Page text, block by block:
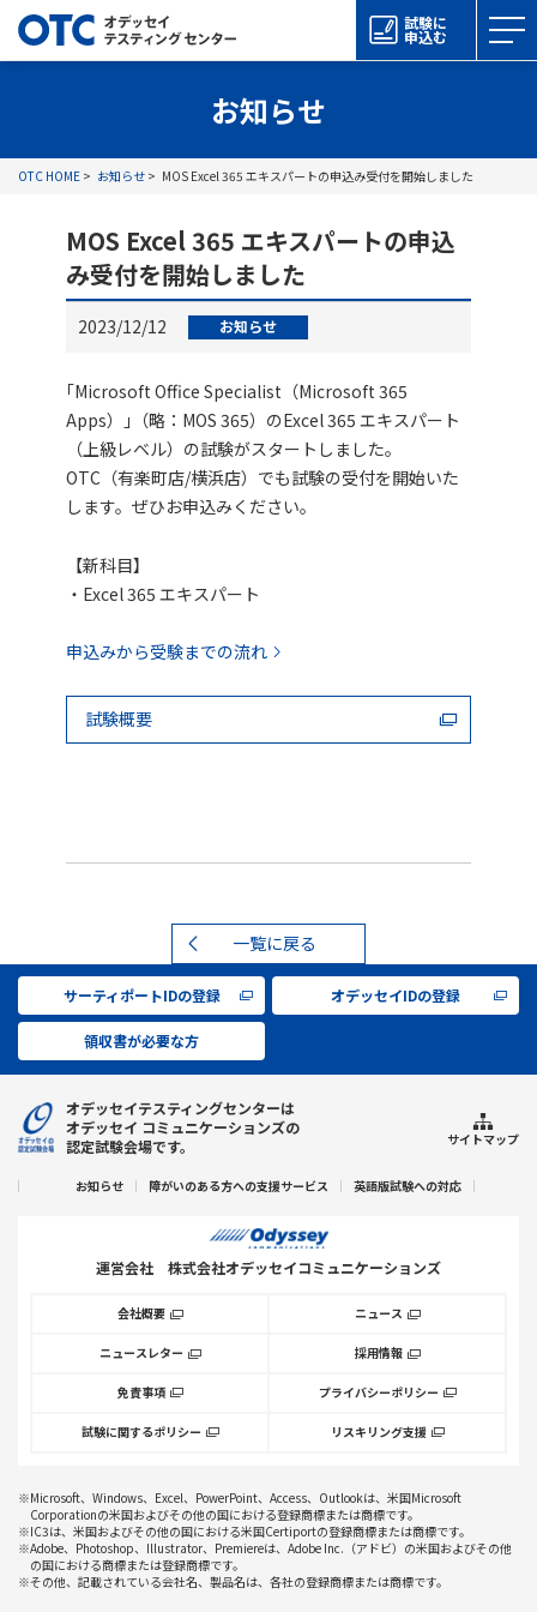
試験に
申込む
お知らせ
OTC HOME お知らせ MOS Excel 365 エキスパートの申込み受付を開始しました
MOS Excel 365 エキスパートの申込
み受付を開始しました
2023/12/12 お知らせ
｢Microsoft Office Specialist（Microsoft 365
Apps）｣（略：MOS 365）のExcel 365 エキスパート
（上級レベル）の試験がスタートしました。
OTC（有楽町店/横浜店）でも試験の受付を開始いた
します。ぜひお申込みください。
【新科目】
・Excel 365 エキスパート
申込みから受験までの流れ
試験概要
一覧に戻る
サーティポートIDの登録 オデッセイIDの登録
領収書が必要な方
オデッセイテスティングセンターは
オデッセイ コミュニケーションズの
認定試験会場です。
お知らせ 障がいのある方への支援サービス 英語版試験への対応
サイトマップ
運営会社 株式会社オデッセイコミュニケーションズ
会社概要 ニュース
ニュースレター 採用情報
免責事項 プライバシーポリシー
試験に関するポリシー リスキリング支援
※Microsoft、Windows、Excel、PowerPoint、Access、Outlookは、米国Microsoft
Corporationの米国およびその他の国における登録商標または商標です。
※IC3は、米国およびその他の国における米国Certiportの登録商標または商標です。
※Adobe、Photoshop、Illustrator、Premiereは、Adobe Inc.（アドビ）の米国およびその他
の国における商標または登録商標です。
※その他、記載されている会社名、製品名は、各社の登録商標または商標です。